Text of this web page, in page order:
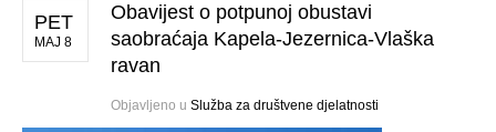
PET
MAJ 8
Obavijest o potpunoj obustavi
saobraćaja Kapela-Jezernica-Vlaška
ravan
Objavljeno u Služba za društvene djelatnosti